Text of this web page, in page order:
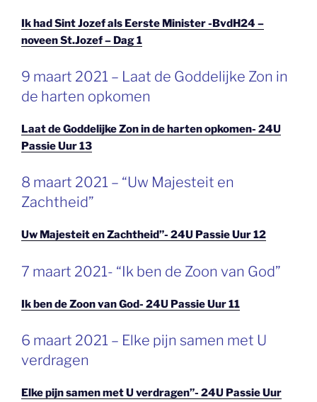
Ik had Sint Jozef als Eerste Minister -BvdH24 –
noveen St.Jozef – Dag 1
GEPLAATST
OP
9 maart 2021 – Laat de Goddelijke Zon in
de harten opkomen
Laat de Goddelijke Zon in de harten opkomen- 24U
Passie Uur 13
GEPLAATST
OP
8 maart 2021 – “Uw Majesteit en
Zachtheid”
Uw Majesteit en Zachtheid”- 24U Passie Uur 12
GEPLAATST
OP
7 maart 2021- “Ik ben de Zoon van God”
Ik ben de Zoon van God- 24U Passie Uur 11
GEPLAATST
OP
6 maart 2021 – Elke pijn samen met U
verdragen
Elke pijn samen met U verdragen”- 24U Passie Uur